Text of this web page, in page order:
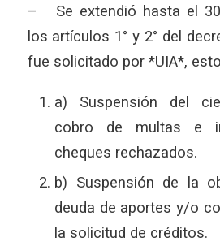
– Se extendió hasta el
los artículos 1° y 2° del
fue solicitado por *UIA*,
a) Suspensión del
cobro de multas e
cheques rechazados.
b) Suspensión de la
deuda de aportes y/o
la solicitud de créditos.